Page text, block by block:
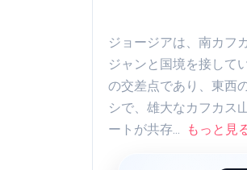
ジョージアは、南カフ
ジャンと国境を接して
の交差点であり、東西
シで、雄大なカフカス
ートが共存...
もっと見